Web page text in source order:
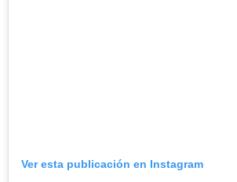
Ver esta publicación en Instagram